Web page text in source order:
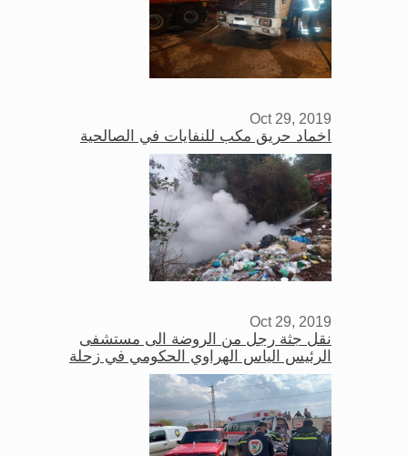
Oct 29, 2019
اخماد حريق مكب للنفايات في الصالحية
Oct 29, 2019
نقل جثة رجل من الروضة الى مستشفى
الرئيس الياس الهراوي الحكومي في زحلة